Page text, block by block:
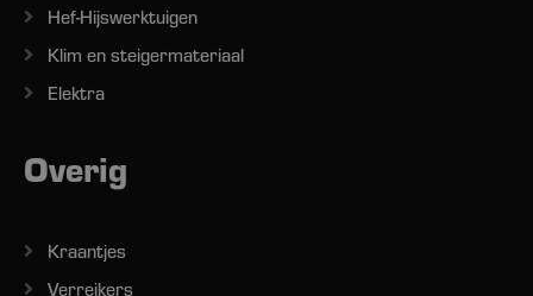
Hef-Hijswerktuigen
Klim en steigermateriaal
Elektra
Overig
Kraantjes
Verreikers